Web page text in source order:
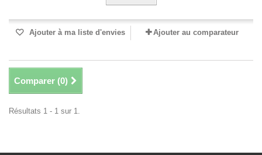
Ajouter à ma liste d'envies Ajouter au comparateur
Comparer (0)
Résultats 1 - 1 sur 1.